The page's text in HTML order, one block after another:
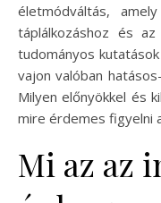
életmódváltás,
táplálkozáshoz és
tudományos
vajon valóban
Milyen előnyökkel és
mire érdemes figyelni
Mi az az